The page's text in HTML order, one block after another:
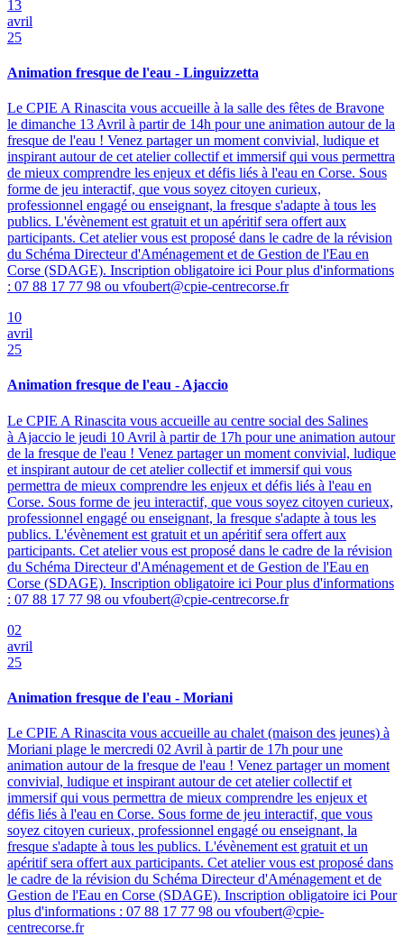
13
avril
25
Animation fresque de l'eau - Linguizzetta
Le CPIE A Rinascita vous accueille à la salle des fêtes de Bravone
le dimanche 13 Avril à partir de 14h pour une animation autour de la
fresque de l'eau ! Venez partager un moment convivial, ludique et
inspirant autour de cet atelier collectif et immersif qui vous permettra
de mieux comprendre les enjeux et défis liés à l'eau en Corse. Sous
forme de jeu interactif, que vous soyez citoyen curieux,
professionnel engagé ou enseignant, la fresque s'adapte à tous les
publics. L'évènement est gratuit et un apéritif sera offert aux
participants. Cet atelier vous est proposé dans le cadre de la révision
du Schéma Directeur d'Aménagement et de Gestion de l'Eau en
Corse (SDAGE). Inscription obligatoire ici Pour plus d'informations
: 07 88 17 77 98 ou vfoubert@cpie-centrecorse.fr
10
avril
25
Animation fresque de l'eau - Ajaccio
Le CPIE A Rinascita vous accueille au centre social des Salines
à Ajaccio le jeudi 10 Avril à partir de 17h pour une animation autour
de la fresque de l'eau ! Venez partager un moment convivial, ludique
et inspirant autour de cet atelier collectif et immersif qui vous
permettra de mieux comprendre les enjeux et défis liés à l'eau en
Corse. Sous forme de jeu interactif, que vous soyez citoyen curieux,
professionnel engagé ou enseignant, la fresque s'adapte à tous les
publics. L'évènement est gratuit et un apéritif sera offert aux
participants. Cet atelier vous est proposé dans le cadre de la révision
du Schéma Directeur d'Aménagement et de Gestion de l'Eau en
Corse (SDAGE). Inscription obligatoire ici Pour plus d'informations
: 07 88 17 77 98 ou vfoubert@cpie-centrecorse.fr
02
avril
25
Animation fresque de l'eau - Moriani
Le CPIE A Rinascita vous accueille au chalet (maison des jeunes) à
Moriani plage le mercredi 02 Avril à partir de 17h pour une
animation autour de la fresque de l'eau ! Venez partager un moment
convivial, ludique et inspirant autour de cet atelier collectif et
immersif qui vous permettra de mieux comprendre les enjeux et
défis liés à l'eau en Corse. Sous forme de jeu interactif, que vous
soyez citoyen curieux, professionnel engagé ou enseignant, la
fresque s'adapte à tous les publics. L'évènement est gratuit et un
apéritif sera offert aux participants. Cet atelier vous est proposé dans
le cadre de la révision du Schéma Directeur d'Aménagement et de
Gestion de l'Eau en Corse (SDAGE). Inscription obligatoire ici Pour
plus d'informations : 07 88 17 77 98 ou vfoubert@cpie-
centrecorse.fr